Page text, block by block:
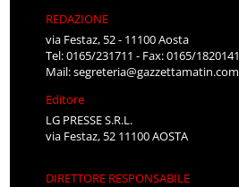
REDAZIONE
via Festaz, 52 - 11100 Aosta
Tel: 0165/231711 - Fax: 0165/1820141
Mail:segreteria@gazzettamatin.com
Editore
LG PRESSE S.R.L.
via Festaz, 52 11100 AOSTA
DIRETTORE RESPONSABILE